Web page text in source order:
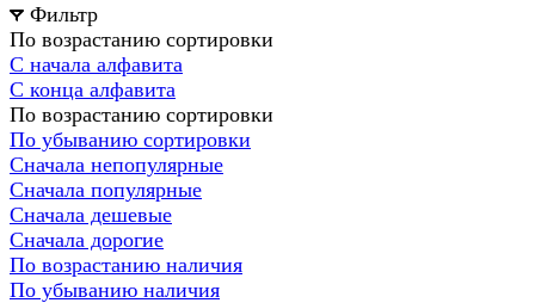
Фильтр
По возрастанию сортировки
С начала алфавита
С конца алфавита
По возрастанию сортировки
По убыванию сортировки
Сначала непопулярные
Сначала популярные
Сначала дешевые
Сначала дорогие
По возрастанию наличия
По убыванию наличия